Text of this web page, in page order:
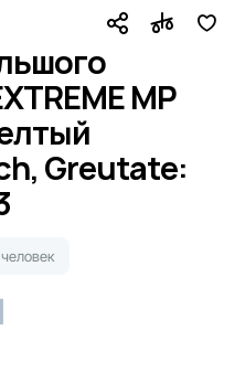
MP
Greutate:
человек